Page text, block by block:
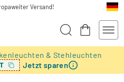
Versand!
& Stehleuchten
Jetzt sparen